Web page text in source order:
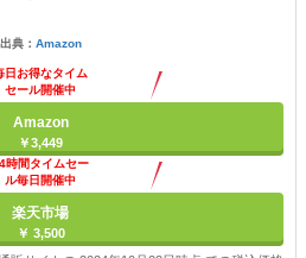
出典： Amazon
日お得なタイム
セール開催中
Amazon
￥3,449
時間タイムセー
ル毎日開催中
楽天市場
￥ 3,500